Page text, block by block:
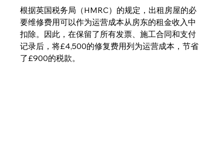
根据英国税务局（HMRC）的规定，出租房屋的必
要维修费用可以作为运营成本从房东的租金收入中
扣除。因此，在保留了所有发票、施工合同和支付
记录后，将£4,500的修复费用列为运营成本，节省
了£900的税款。